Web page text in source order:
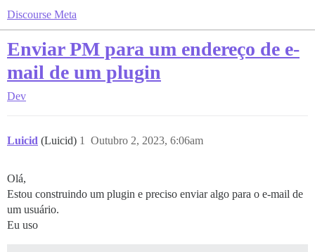
Discourse Meta
Enviar PM para um endereço de e-
mail de um plugin
Dev
Luicid (Luicid) Outubro 2, 2023, 6:06am
1
Olá,
Estou construindo um plugin e preciso enviar algo para o e-mail de
um usuário.
Eu uso